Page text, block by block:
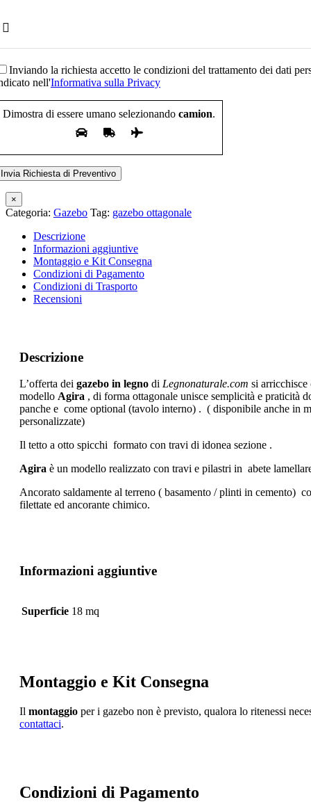
Inviando la richiesta accetto le condizioni del trattamento dei dati
nell'Informativa sulla Privacy
Dimostra di essere umano selezionando camion.
×
Categoria: Gazebo Tag: gazebo ottagonale
Descrizione
Informazioni aggiuntive
Montaggio e Kit Consegna
Condizioni di Pagamento
Condizioni di Trasporto
Recensioni
Descrizione
L’offerta dei gazebo in legno di Legnonaturale.com si arricchisce
modello Agira , di forma ottagonale unisce semplicità e praticità
panche e come optional (tavolo interno) . ( disponibile anche in
personalizzate)
Il tetto a otto spicchi formato con travi di idonea sezione .
Agira è un modello realizzato con travi e pilastri in abete
Ancorato saldamente al terreno ( basamento / plinti in cemento)
filettate ed ancorante chimico.
Informazioni aggiuntive
Superficie 18 mq
Montaggio e Kit Consegna
Il montaggio per i gazebo non è previsto, qualora lo ritenessi
contattaci.
Condizioni di Pagamento